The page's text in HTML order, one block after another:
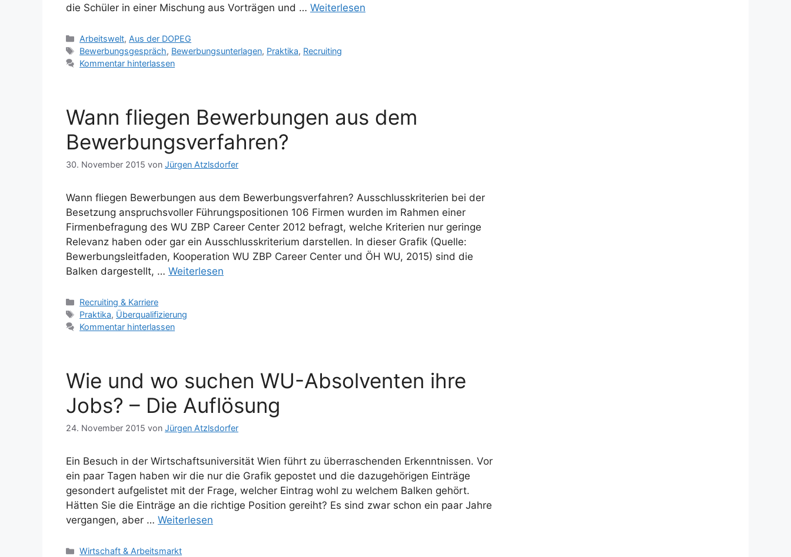
die Schüler in einer Mischung aus Vorträgen und … Weiterlesen
Kategorien
Arbeitswelt, Aus der DOPEG
Schlagwörter
Bewerbungsgespräch, Bewerbungsunterlagen, Praktika, Recruiting
Kommentar hinterlassen
Wann fliegen Bewerbungen aus dem
Bewerbungsverfahren?
30. November 2015 von Jürgen Atzlsdorfer
Wann fliegen Bewerbungen aus dem Bewerbungsverfahren? Ausschlusskriterien bei der
Besetzung anspruchsvoller Führungspositionen 106 Firmen wurden im Rahmen einer
Firmenbefragung des WU ZBP Career Center 2012 befragt, welche Kriterien nur geringe
Relevanz haben oder gar ein Ausschlusskriterium darstellen. In dieser Grafik (Quelle:
Bewerbungsleitfaden, Kooperation WU ZBP Career Center und ÖH WU, 2015) sind die
Balken dargestellt, … Weiterlesen
Kategorien
Recruiting & Karriere
Schlagwörter
Praktika, Überqualifizierung
Kommentar hinterlassen
Wie und wo suchen WU-Absolventen ihre
Jobs? – Die Auflösung
24. November 2015 von Jürgen Atzlsdorfer
Ein Besuch in der Wirtschaftsuniversität Wien führt zu überraschenden Erkenntnissen. Vor
ein paar Tagen haben wir die nur die Grafik gepostet und die dazugehörigen Einträge
gesondert aufgelistet mit der Frage, welcher Eintrag wohl zu welchem Balken gehört.
Hätten Sie die Einträge an die richtige Position gereiht? Es sind zwar schon ein paar Jahre
vergangen, aber … Weiterlesen
Kategorien
Wirtschaft & Arbeitsmarkt